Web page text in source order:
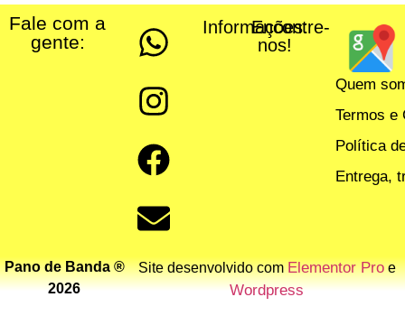
Fale com a
gente:
Informações:
Encontre-
nos!
Quem
Termos e
Política
Entrega,
Pano de Banda ®
2026
Site desenvolvido comElementor Proe
Wordpress